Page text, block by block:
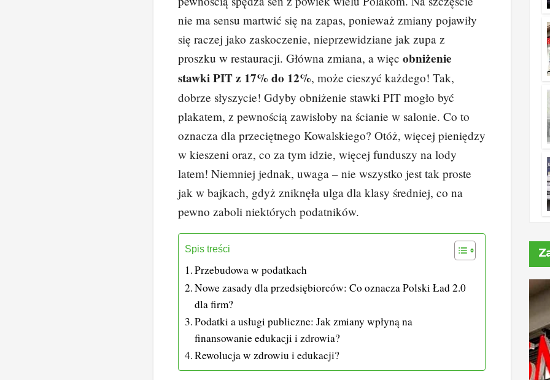
e
b
o
o
k
e
st
e
dI
n
di
t
p
y
Li
n
k
nie ma sensu martwić się na zapas, ponieważ zmiany pojawiły
się raczej jako zaskoczenie, nieprzewidziane jak zupa z
proszku w restauracji. Główna zmiana, a więc obniżenie
stawki PIT z 17% do 12%, może cieszyć każdego! Tak,
dobrze słyszycie! Gdyby obniżenie stawki PIT mogło być
plakatem, z pewnością zawisłoby na ścianie w salonie. Co to
oznacza dla przeciętnego Kowalskiego? Otóż, więcej pieniędzy
w kieszeni oraz, co za tym idzie, więcej funduszy na lody
latem! Niemniej jednak, uwaga – nie wszystko jest tak proste
jak w bajkach, gdyż zniknęła ulga dla klasy średniej, co na
pewno zaboli niektórych podatników.
Spis treści
Przebudowa w podatkach
Nowe zasady dla przedsiębiorców: Co oznacza Polski Ład 2.0
dla firm?
Podatki a usługi publiczne: Jak zmiany wpłyną na
finansowanie edukacji i zdrowia?
Rewolucja w zdrowiu i edukacji?